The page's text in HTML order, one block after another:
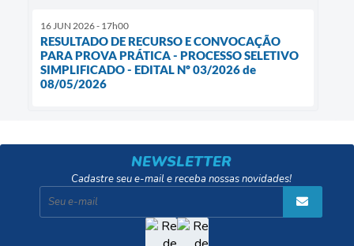
16 JUN 2026 - 17h00
RESULTADO DE RECURSO E CONVOCAÇÃO
PARA PROVA PRÁTICA - PROCESSO SELETIVO
SIMPLIFICADO - EDITAL Nº 03/2026 de
08/05/2026
NEWSLETTER
Cadastre seu e-mail e receba nossas novidades!